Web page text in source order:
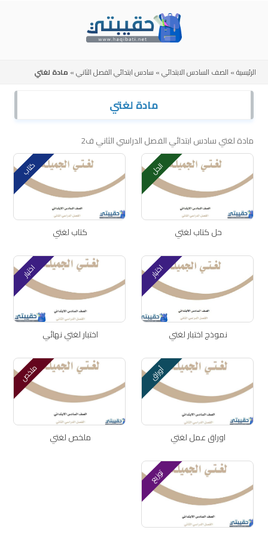
الرئيسية» الصف السادس الابتدائي» سادس ابتدائي الفصل الثاني» مادة لغتي
مادة لغتي
مادة لغتي سادس ابتدائي الفصل الدراسي الثاني ف2
الحل
حل كتاب لغتي
كتاب
كتاب لغتي
اختبار
نموذج اختبار لغتي
اختبار
اختبار لغتي نهائي
أوراق
اوراق عمل لغتي
ملخص
ملخص لغتي
توزيع